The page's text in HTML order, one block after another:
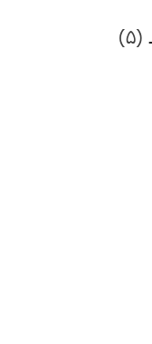
(۵)